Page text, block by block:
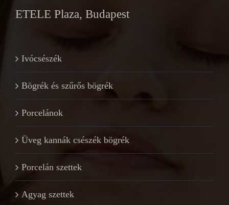
ETELE Plaza, Budapest
Ivócsészék
Bögrék és szűrős bögrék
Porcelánok
Üveg kannák csészék bögrék
Porcelán szettek
Agyag szettek